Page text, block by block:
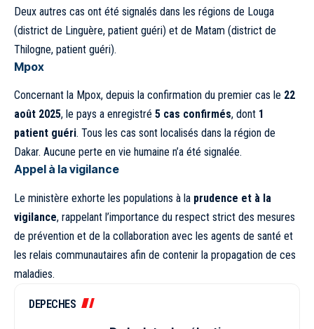
Deux autres cas ont été signalés dans les régions de Louga
(district de Linguère, patient guéri) et de Matam (district de
Thilogne, patient guéri).
Mpox
Concernant la Mpox, depuis la confirmation du premier cas le 22
août 2025, le pays a enregistré 5 cas confirmés, dont 1
patient guéri. Tous les cas sont localisés dans la région de
Dakar. Aucune perte en vie humaine n’a été signalée.
Appel à la vigilance
Le ministère exhorte les populations à la prudence et à la
vigilance, rappelant l’importance du respect strict des mesures
de prévention et de la collaboration avec les agents de santé et
les relais communautaires afin de contenir la propagation de ces
maladies.
DEPECHES